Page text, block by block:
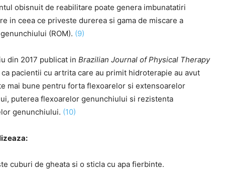
obisnuit de reabilitare poate genera imbunatatiri
in ceea ce priveste durerea si gama de miscare a
(ROM). (9)
din 2017 publicat in Brazilian Journal of Physical Therapy
pacientii cu artrita care au primit hidroterapie au avut
mai bune pentru forta flexoarelor si extensoarelor
puterea flexoarelor genunchiului si rezistenta
genunchiului. (10)
cuburi de gheata si o sticla cu apa fierbinte.